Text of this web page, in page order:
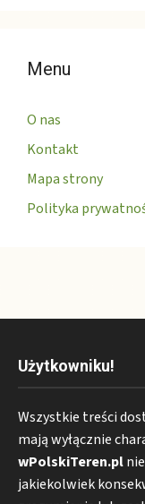
Menu
O nas
Kontakt
Mapa strony
Polityka
Użytkowniku!
Wszystkie treści
mają wyłącznie
wPolskiTeren.pl
jakiekolwiek